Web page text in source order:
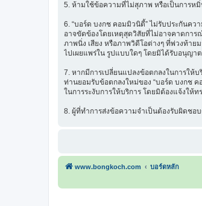
5. ห้ามใช้ข้อความที่ไม่สุภาพ หรือเป็นการห
6. “บอร์ด บงกช คอมมิวนิตี้” ไม่รับประกันคว
อาจขัดข้องโดยเหตุสุดวิสัยที่ไม่อาจคาดการ
ภาพนิ่ง เสียง หรือภาพวิดีโอต่างๆ ที่พ่วงท้า
ไปเผยแพร่ใน รูปแบบใดๆ โดยมิได้รับอนุญา
7. หากมีการเปลี่ยนแปลงข้อตกลงในการให้
ท่านยอมรับข้อตกลงใหม่ของ “บอร์ด บงกช
ในการระงับการให้บริการ โดยมิต้องแจ้งให้ท
8. ผู้ที่ทำการส่งข้อความจำเป็นต้องรับผิดช
www.bongkoch.com บอร์ดหลัก